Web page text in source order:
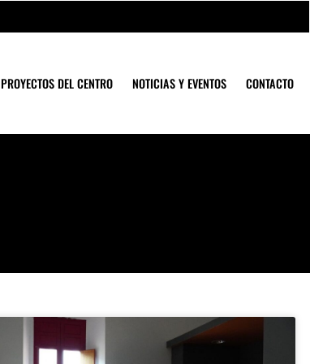
PROYECTOS DEL CENTRO NOTICIAS Y EVENTOS CONTACTO